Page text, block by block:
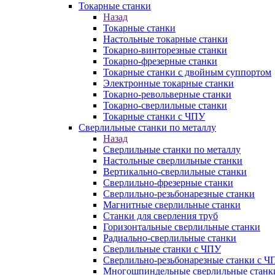
Токарные станки
Назад
Токарные станки
Настольные токарные станки
Токарно-винторезные станки
Токарно-фрезерные станки
Токарные станки с двойным суппортом
Электронные токарные станки
Токарно-револьверные станки
Токарно-сверлильные станки
Токарные станки с ЧПУ
Сверлильные станки по металлу
Назад
Сверлильные станки по металлу
Настольные сверлильные станки
Вертикально-сверлильные станки
Сверлильно-фрезерные станки
Сверлильно-резьбонарезные станки
Магнитные сверлильные станки
Станки для сверления труб
Горизонтальные сверлильные станки
Радиально-сверлильные станки
Сверлильные станки с ЧПУ
Сверлильно-резьбонарезные станки с
Многошпиндельные сверлильные